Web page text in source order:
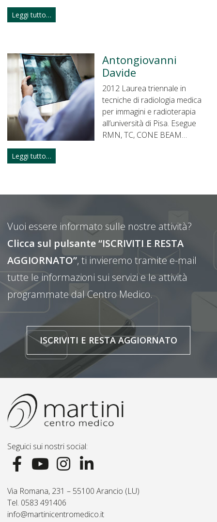
Leggi tutto…
Antongiovanni
Davide
2012 Laurea triennale in
tecniche di radiologia medica
per immagini e radioterapia
all’università di Pisa. Esegue
RMN, TC, CONE BEAM…
Leggi tutto…
Vuoi essere informato sulle nostre attività?
Clicca sul pulsante “ISCRIVITI E RESTA
AGGIORNATO”, ti invieremo tramite e-mail
tutte le informazioni sui servizi e le attività
programmate dal Centro Medico.
ISCRIVITI E RESTA AGGIORNATO
Seguici sui nostri social:
Via Romana, 231 – 55100 Arancio (LU)
Tel. 0583 491406
info@martinicentromedico.it